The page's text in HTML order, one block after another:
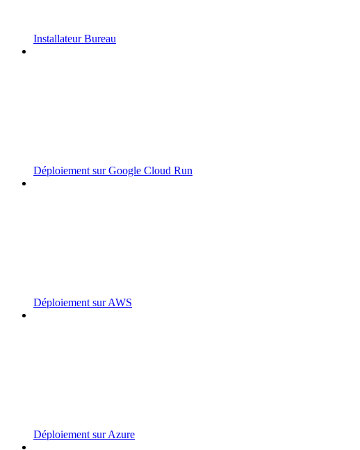
Installateur Bureau
Déploiement sur Google Cloud Run
Déploiement sur AWS
Déploiement sur Azure